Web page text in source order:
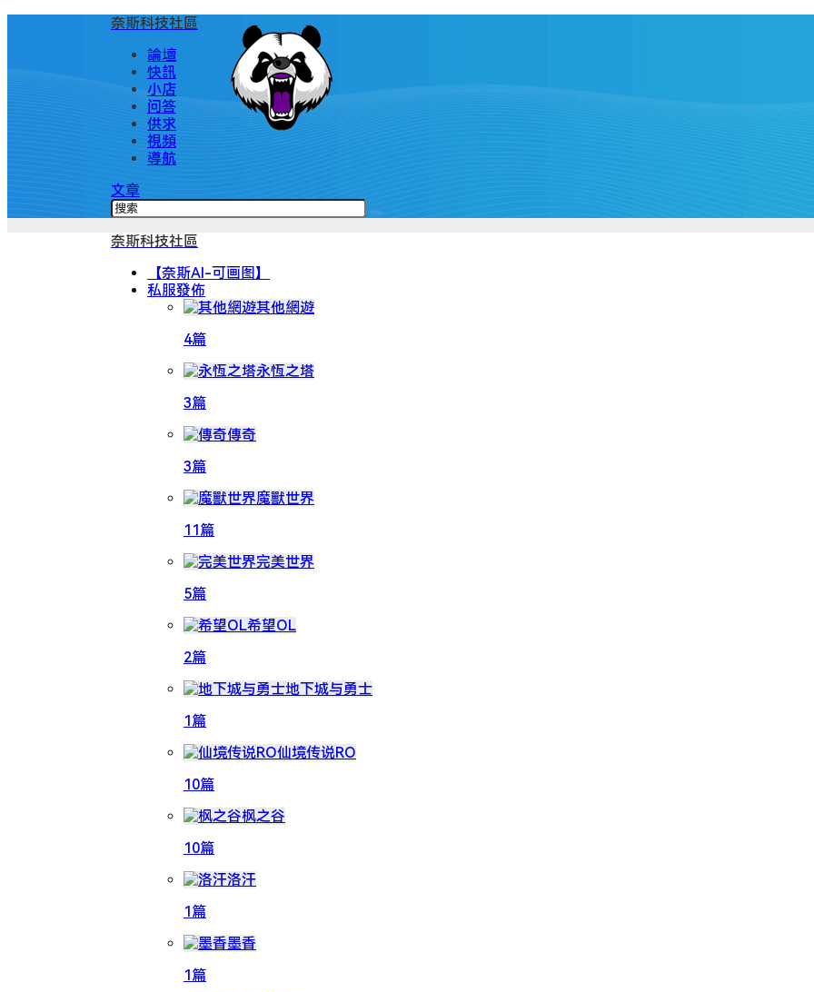
奈斯科技社區
論壇
快訊
小店
问答
供求
視頻
導航
文章
奈斯科技社區
【奈斯AI-可画图】
私服發佈
其他網遊
4篇
永恆之塔
3篇
傳奇
3篇
魔獸世界
11篇
完美世界
5篇
希望OL
2篇
地下城与勇士
1篇
仙境传说RO
10篇
枫之谷
10篇
洛汗
1篇
墨香
1篇